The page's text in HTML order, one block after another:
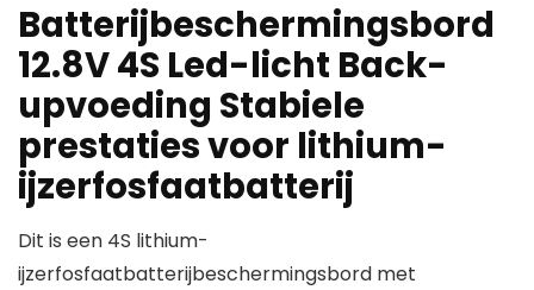
Batterijbeschermingsbord
12.8V 4S Led-licht Back-
upvoeding Stabiele
prestaties voor lithium-
ijzerfosfaatbatterij
Dit is een 4S lithium-
ijzerfosfaatbatterijbeschermingsbord met